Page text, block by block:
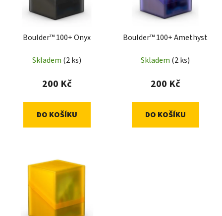
Boulder™ 100+ Onyx
Skladem (2 ks)
200 Kč
DO KOŠÍKU
Boulder™ 100+ Amethyst
Skladem (2 ks)
200 Kč
DO KOŠÍKU